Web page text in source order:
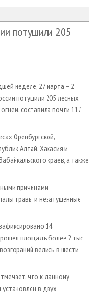
потушили 205
неделе, 27 марта – 2
потушили 205 лесных
составила почти 117
Оренбургской,
Алтай, Хакасия и
краев, а также
причинами
травы и незатушенные
14
площадь более 2 тыс.
велись в шести
что к данному
в двух